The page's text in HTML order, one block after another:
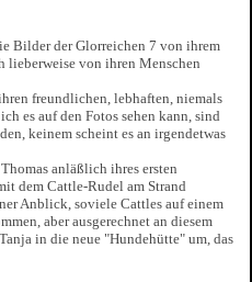
Bilder der Glorreichen 7 von ihrem
lieberweise von ihren Menschen
freundlichen, lebhaften, niemals
es auf den Fotos sehen kann, sind
keinem scheint es an irgendetwas
anläßlich ihres ersten
dem Cattle-Rudel am Strand
Anblick, soviele Cattles auf einem
aber ausgerechnet an diesem
in die neue "Hundehütte" um, das